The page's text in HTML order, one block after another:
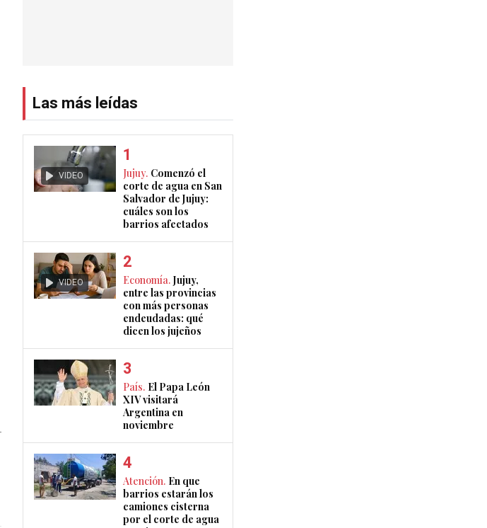
Las más leídas
VIDEO Jujuy. Comenzó el
corte de agua en San
Salvador de Jujuy:
cuáles son los
barrios afectados
VIDEO Economía. Jujuy,
entre las provincias
con más personas
endeudadas: qué
dicen los jujeños
País. El Papa León
XIV visitará
Argentina en
noviembre
Atención. En que
barrios estarán los
camiones cisterna
por el corte de agua